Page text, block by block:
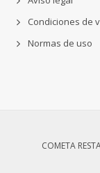
Condiciones de
Normas de uso
COMETA